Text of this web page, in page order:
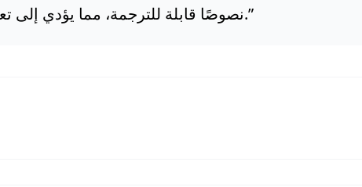
نصوصًا قابلة للترجمة، مما يؤدي إلى تعطيل وظيفة الحساب بالكامل في التقارير.”